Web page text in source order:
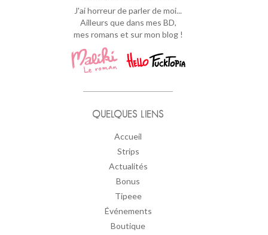
J'ai horreur de parler de moi...
Ailleurs que dans mes BD,
mes romans et sur mon blog !
QUELQUES LIENS
Accueil
Strips
Actualités
Bonus
Tipeee
Événements
Boutique